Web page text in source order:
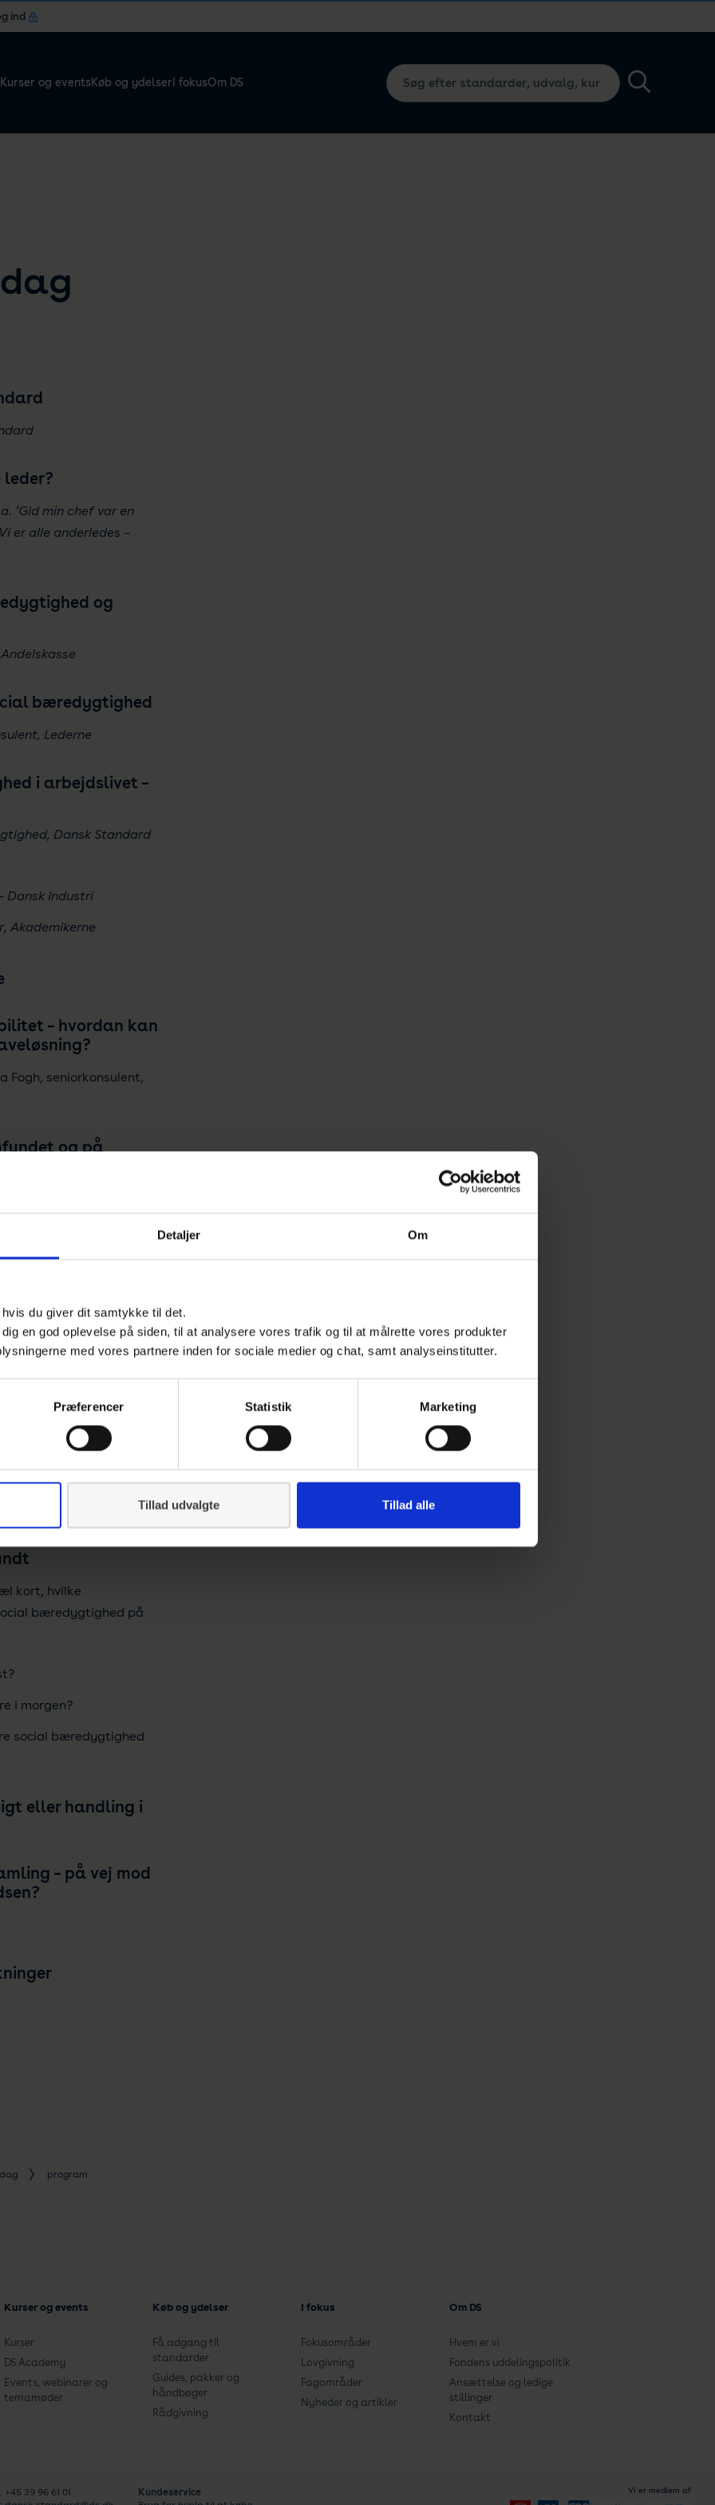
Detaljer Om
du giver dit samtykke til det.
en god oplevelse på siden, til at analysere vores trafik og til at målrette vores produkter
med vores partnere inden for sociale medier og chat, samt analyseinstitutter.
Præferencer Statistik Marketing
Tillad udvalgte Tillad alle
ind
Kurser og eventsKøb og ydelser I fokusOm DS
leder?
’Gid min chef var en
er alle anderledes –
og
bæredygtighed
Lederne
i arbejdslivet –
Dansk Standard
Dansk Industri
Akademikerne
– hvordan kan
Fogh, seniorkonsulent,
og på
tidligere statsrevisor
med
på
og forperson for Dansk
Schmidt Aagesen,
Dansk
samt
’purpose-
ressource
kort, hvilke
bæredygtighed på
i morgen?
social bæredygtighed
eller handling i
– på vej mod
program
Kurser og events
Kurser
DS Academy
Events, webinarer og
temamøder
Køb og ydelser
Få adgang til
standarder
Guides, pakker og
håndbøger
Rådgivning
I fokus
Fokusområder
Lovgivning
Fagområder
Nyheder og artikler
Om DS
Hvem er vi
Fondens uddelingspolitik
Ansættelse og ledige
stillinger
Kontakt
+45 39 96 61 01
Kundeservice
Vi er medlem af